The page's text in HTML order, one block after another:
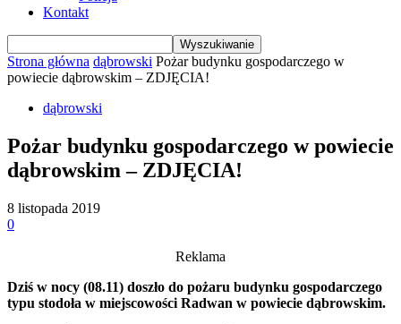
Kontakt
Strona główna dąbrowski Pożar budynku gospodarczego w
powiecie dąbrowskim – ZDJĘCIA!
dąbrowski
Pożar budynku gospodarczego w powiecie
dąbrowskim – ZDJĘCIA!
8 listopada 2019
0
Reklama
Dziś w nocy (08.11) doszło do pożaru budynku gospodarczego
typu stodoła w miejscowości Radwan w powiecie dąbrowskim.